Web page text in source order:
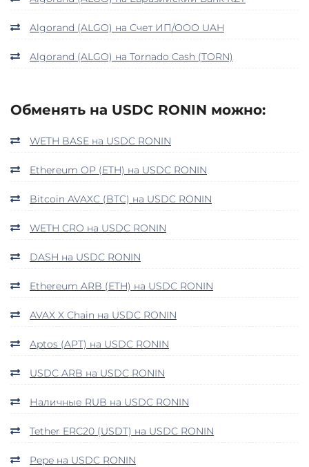
Algorand (ALGO) на Счет ИП/ООО UAH
Algorand (ALGO) на Tornado Cash (TORN)
Обменять на USDC RONIN можно:
WETH BASE на USDC RONIN
Ethereum OP (ETH) на USDC RONIN
Bitcoin AVAXC (BTC) на USDC RONIN
WETH CRO на USDC RONIN
DASH на USDC RONIN
Ethereum ARB (ETH) на USDC RONIN
AVAX X Chain на USDC RONIN
Aptos (APT) на USDC RONIN
USDC ARB на USDC RONIN
Наличные RUB на USDC RONIN
Tether ERC20 (USDT) на USDC RONIN
Pepe на USDC RONIN